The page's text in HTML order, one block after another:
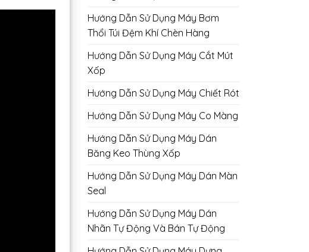
Hướng Dẫn Sử Dụng Máy Bơm
Thổi Túi Đệm Khí Chèn Hàng
Hướng Dẫn Sử Dụng Máy Cắt Mút
Xốp
Hướng Dẫn Sử Dụng Máy Chiết Rót
Hướng Dẫn Sử Dụng Máy Co Màng
Hướng Dẫn Sử Dụng Máy Dán
Băng Keo Thùng Xốp
Hướng Dẫn Sử Dụng Máy Dán Màn
Seal
Hướng Dẫn Sử Dụng Máy Dán
Nhãn Tự Động Và Bán Tự Động